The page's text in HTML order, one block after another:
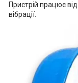
Пристрій працює
вібрації.